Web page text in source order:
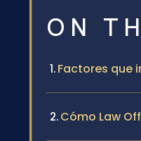
ON
Factores que
Cómo Law